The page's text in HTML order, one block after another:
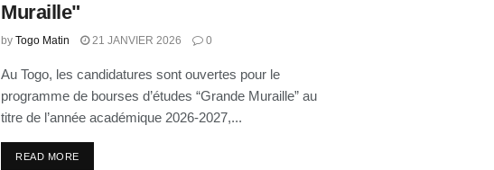
Muraille"
by Togo Matin 21 JANVIER 2026 0
Au Togo, les candidatures sont ouvertes pour le
programme de bourses d’études “Grande Muraille” au
titre de l’année académique 2026-2027,...
READ MORE